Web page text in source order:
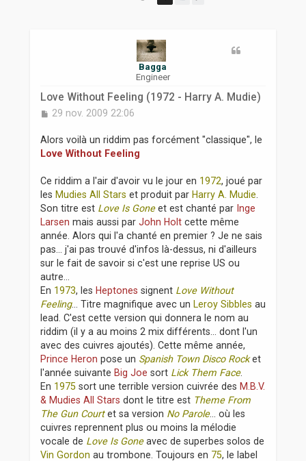
Bagga
Engineer
Love Without Feeling (1972 - Harry A. Mudie)
M
s
a
e
29 nov. 2009 22:06
Alors voilà un riddim pas forcément "classique", le
Love Without Feeling
Ce riddim a l'air d'avoir vu le jour en 1972, joué par
les Mudies All Stars et produit par Harry A. Mudie
Son titre est Love Is Goneet est chanté par Inge
Larsen mais aussi par John Holt cette même
année. Alors qui l'a chanté en premier ? Je ne sais
pas... j'ai pas trouvé d'infos là-dessus, ni d'ailleurs
sur le fait de savoir si c'est une reprise US ou
autre...
En 1973, les Heptones signent Love Without
Feeling... Titre magnifique avec un Leroy Sibbles au
lead. C'est cette version qui donnera le nom au
riddim (il y a au moins 2 mix différents... dont l'un
avec des cuivres ajoutés). Cette même année,
Prince Heron pose un Spanish Town Disco Rocket
l'année suivante Big Joe sort Lick Them Face.
En 1975sort une terrible version cuivrée des M.B.V.
& Mudies All Stars dont le titre est Theme From
The Gun Courtet sa version No Parole... où les
cuivres reprennent plus ou moins la mélodie
vocale de Love Is Goneavec de superbes solos de
Vin Gordon au trombone. Toujours en 75, le label